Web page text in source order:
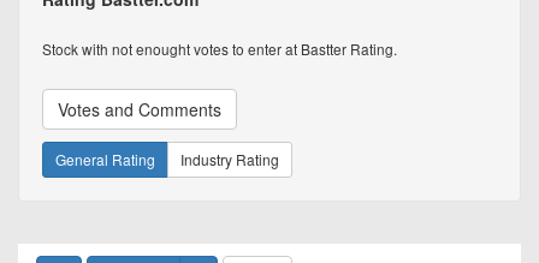
Stock with not enought votes to enter at Bastter Rating.
Votes and Comments
General Rating Industry Rating